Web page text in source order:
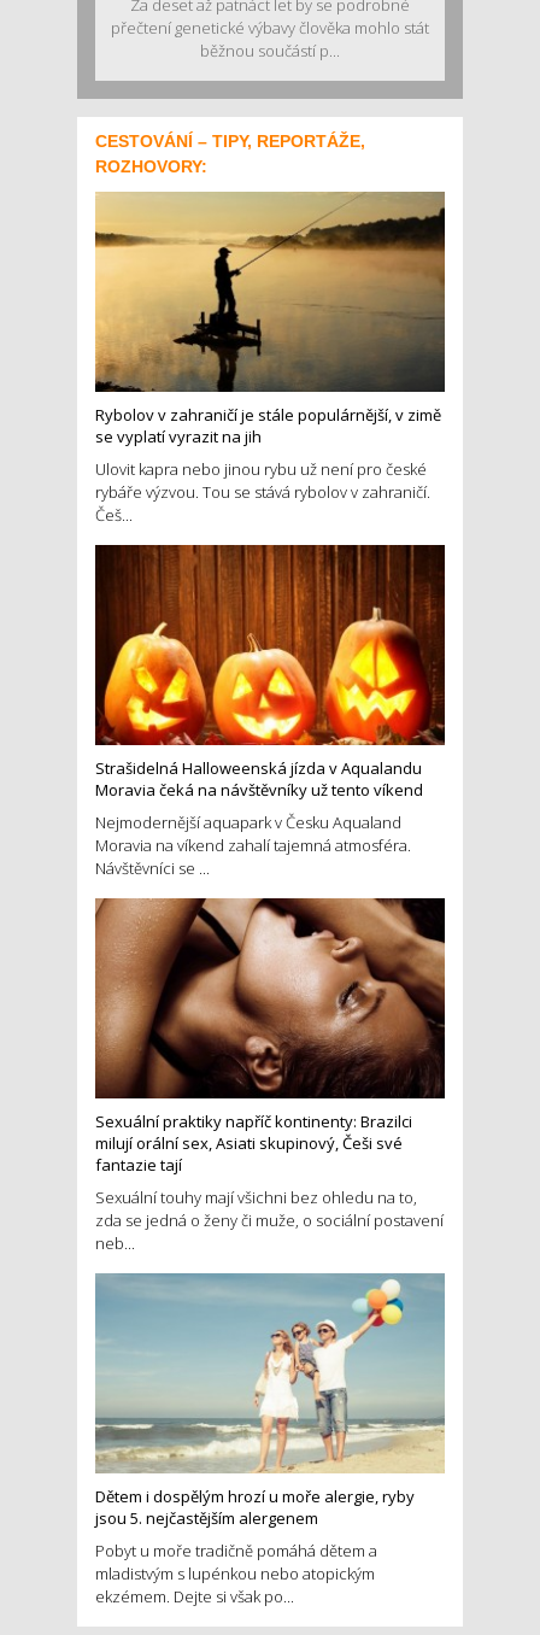
Za deset až patnáct let by se podrobné
přečtení genetické výbavy člověka mohlo stát
běžnou součástí p...
CESTOVÁNÍ – TIPY, REPORTÁŽE,
ROZHOVORY:
Rybolov v zahraničí je stále populárnější, v zimě
se vyplatí vyrazit na jih
Ulovit kapra nebo jinou rybu už není pro české
rybáře výzvou. Tou se stává rybolov v zahraničí.
Češ...
Strašidelná Halloweenská jízda v Aqualandu
Moravia čeká na návštěvníky už tento víkend
Nejmodernější aquapark v Česku Aqualand
Moravia na víkend zahalí tajemná atmosféra.
Návštěvníci se ...
Sexuální praktiky napříč kontinenty: Brazilci
milují orální sex, Asiati skupinový, Češi své
fantazie tají
Sexuální touhy mají všichni bez ohledu na to,
zda se jedná o ženy či muže, o sociální postavení
neb...
Dětem i dospělým hrozí u moře alergie, ryby
jsou 5. nejčastějším alergenem
Pobyt u moře tradičně pomáhá dětem a
mladistvým s lupénkou nebo atopickým
ekzémem. Dejte si však po...